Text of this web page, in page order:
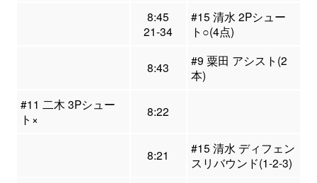
8:45
21-34
#15 清水 2Pシュー
ト○(4点)
8:43
#9 粟田 アシスト(2
本)
#11 二木 3Pシュー
ト×
8:22
8:21
#15 清水 ディフェン
スリバウンド(1-2-3)